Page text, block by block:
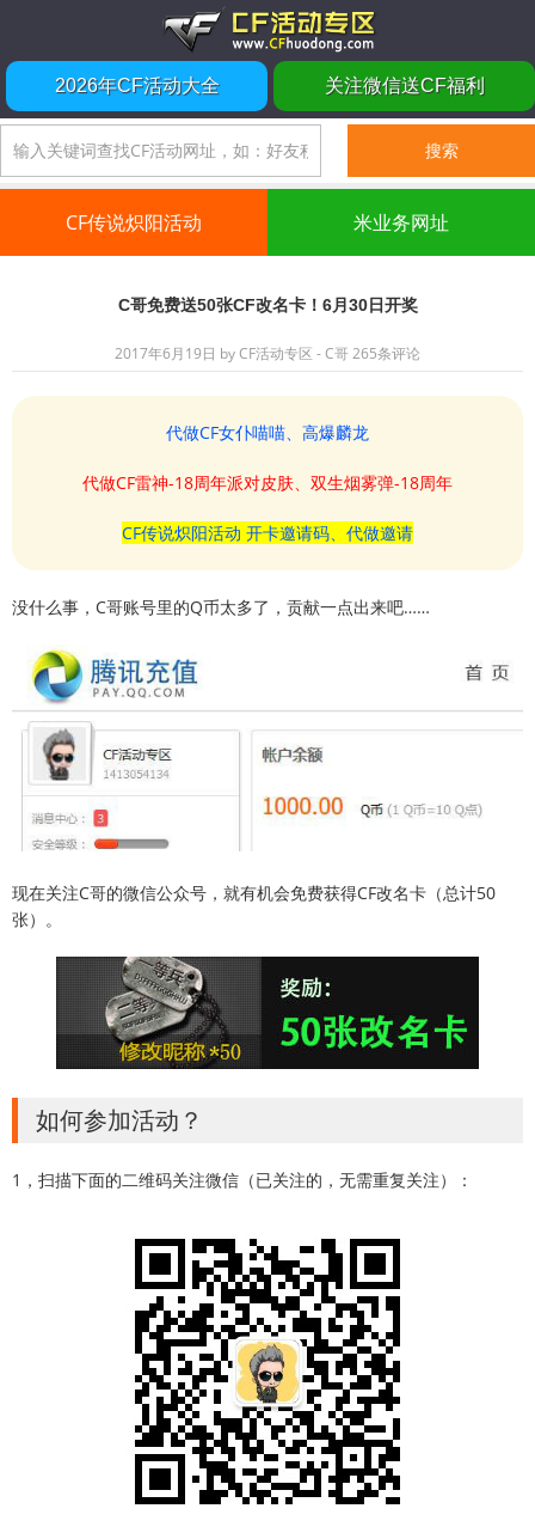
2026年CF活动大全 关注微信送CF福利
CF传说炽阳活动 米业务网址
C哥免费送50张CF改名卡！6月30日开奖
2017年6月19日 byCF活动专区 - C哥265条评论
代做CF女仆喵喵、高爆麟龙
代做CF雷神-18周年派对皮肤、双生烟雾弹-18周年
CF传说炽阳活动 开卡邀请码、代做邀请
没什么事，C哥账号里的Q币太多了，贡献一点出来吧……
现在关注C哥的微信公众号，就有机会免费获得CF改名卡（总计50
张）。
如何参加活动？
1，扫描下面的二维码关注微信（已关注的，无需重复关注）：